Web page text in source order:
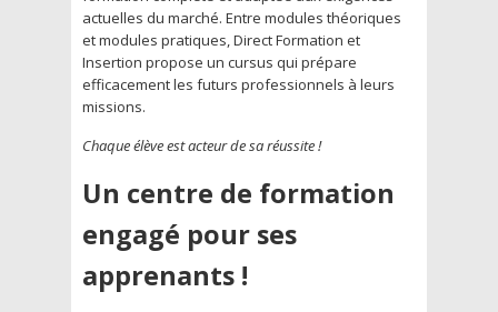
actuelles du marché. Entre modules théoriques
et modules pratiques, Direct Formation et
Insertion propose un cursus qui prépare
efficacement les futurs professionnels à leurs
missions.
Chaque élève est acteur de sa réussite !
Un centre de formation
engagé pour ses
apprenants !